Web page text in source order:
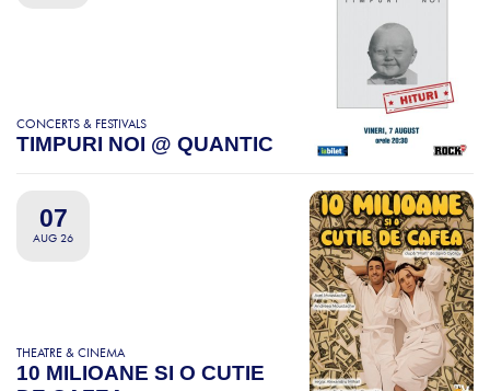
CONCERTS & FESTIVALS
TIMPURI NOI @ QUANTIC
07
AUG 26
THEATRE & CINEMA
10 MILIOANE SI O CUTIE